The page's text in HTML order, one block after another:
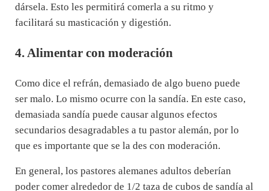
dársela. Esto les permitirá comerla a su ritmo y
facilitará su masticación y digestión.
4. Alimentar con moderación
Como dice el refrán, demasiado de algo bueno puede
ser malo. Lo mismo ocurre con la sandía. En este caso,
demasiada sandía puede causar algunos efectos
secundarios desagradables a tu pastor alemán, por lo
que es importante que se la des con moderación.
En general, los pastores alemanes adultos deberían
poder comer alrededor de 1/2 taza de cubos de sandía al